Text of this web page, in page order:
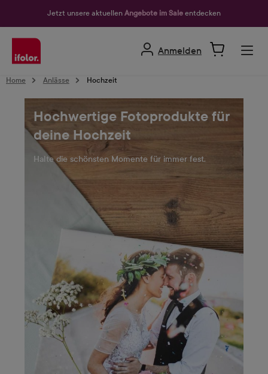
Jetzt unsere aktuellen Angebote im Sale entdecken
Anmelden
Home Anlässe Hochzeit
Hochwertige Fotoprodukte für
deine Hochzeit
Halte die schönsten Momente für immer fest.